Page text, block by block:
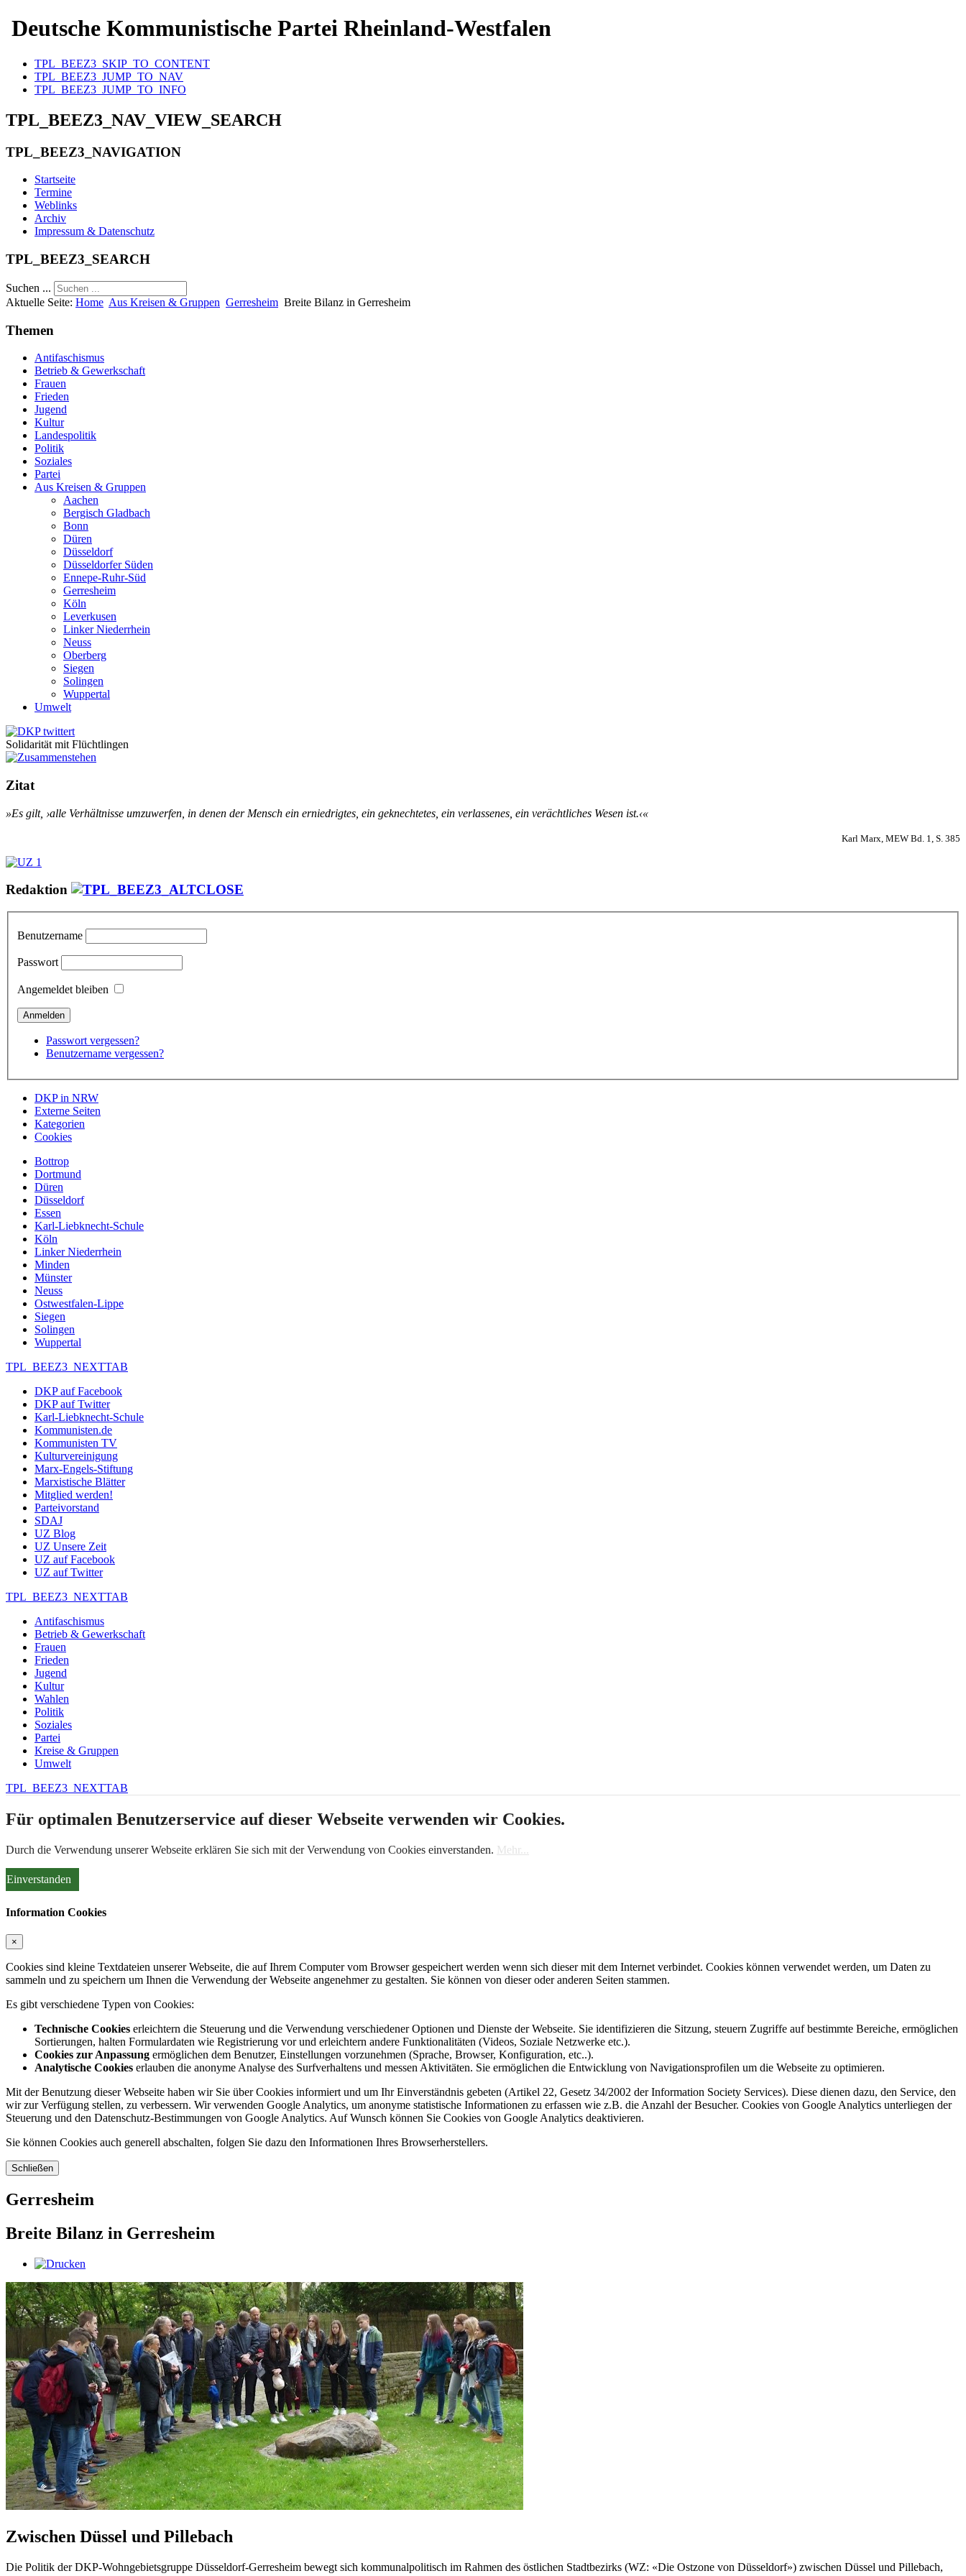
Deutsche Kommunistische Partei Rheinland-Westfalen
TPL_BEEZ3_SKIP_TO_CONTENT
TPL_BEEZ3_JUMP_TO_NAV
TPL_BEEZ3_JUMP_TO_INFO
TPL_BEEZ3_NAV_VIEW_SEARCH
TPL_BEEZ3_NAVIGATION
Startseite
Termine
Weblinks
Archiv
Impressum & Datenschutz
TPL_BEEZ3_SEARCH
Suchen ...
Aktuelle Seite: Home Aus Kreisen & Gruppen Gerresheim Breite Bilanz in Gerresheim
Themen
Antifaschismus
Betrieb & Gewerkschaft
Frauen
Frieden
Jugend
Kultur
Landespolitik
Politik
Soziales
Partei
Aus Kreisen & Gruppen
Aachen
Bergisch Gladbach
Bonn
Düren
Düsseldorf
Düsseldorfer Süden
Ennepe-Ruhr-Süd
Gerresheim
Köln
Leverkusen
Linker Niederrhein
Neuss
Oberberg
Siegen
Solingen
Wuppertal
Umwelt
Solidarität mit Flüchtlingen
Zitat
»Es gilt, ›al­le Ver­hält­nis­se um­zu­wer­fen, in de­nen der Mensch ein er­nied­rig­tes, ein ge­knech­te­tes, ein ver­las­se­nes, ein ver­ächt­li­ches We­sen ist.‹«
Karl Marx, MEW Bd. 1, S. 385
Redaktion
Benutzername
Passwort
Angemeldet bleiben
Passwort vergessen?
Benutzername vergessen?
DKP in NRW
Externe Seiten
Kategorien
Cookies
Bottrop
Dortmund
Düren
Düsseldorf
Essen
Karl-Liebknecht-Schule
Köln
Linker Niederrhein
Minden
Münster
Neuss
Ostwestfalen-Lippe
Siegen
Solingen
Wuppertal
TPL_BEEZ3_NEXTTAB
DKP auf Facebook
DKP auf Twitter
Karl-Liebknecht-Schule
Kommunisten.de
Kommunisten TV
Kulturvereinigung
Marx-Engels-Stiftung
Marxistische Blätter
Mitglied werden!
Parteivorstand
SDAJ
UZ Blog
UZ Unsere Zeit
UZ auf Facebook
UZ auf Twitter
TPL_BEEZ3_NEXTTAB
Antifaschismus
Betrieb & Gewerkschaft
Frauen
Frieden
Jugend
Kultur
Wahlen
Politik
Soziales
Partei
Kreise & Gruppen
Umwelt
TPL_BEEZ3_NEXTTAB
Für optimalen Benutzerservice auf dieser Webseite verwenden wir Cookies.
Durch die Verwendung unserer Webseite erklären Sie sich mit der Verwendung von Cookies einverstanden. Mehr...
Einverstanden
Information Cookies
×
Cookies sind kleine Textdateien unserer Webseite, die auf Ihrem Computer vom Browser gespeichert werden wenn sich dieser mit dem Internet verbindet. Cookies können verwendet werden, um Daten zu
sammeln und zu speichern um Ihnen die Verwendung der Webseite angenehmer zu gestalten. Sie können von dieser oder anderen Seiten stammen.
Es gibt verschiedene Typen von Cookies:
Technische Cookies erleichtern die Steuerung und die Verwendung verschiedener Optionen und Dienste der Webseite. Sie identifizieren die Sitzung, steuern Zugriffe auf bestimmte Bereiche, ermöglichen
Sortierungen, halten Formulardaten wie Registrierung vor und erleichtern andere Funktionalitäten (Videos, Soziale Netzwerke etc.).
Cookies zur Anpassung ermöglichen dem Benutzer, Einstellungen vorzunehmen (Sprache, Browser, Konfiguration, etc..).
Analytische Cookies erlauben die anonyme Analyse des Surfverhaltens und messen Aktivitäten. Sie ermöglichen die Entwicklung von Navigationsprofilen um die Webseite zu optimieren.
Mit der Benutzung dieser Webseite haben wir Sie über Cookies informiert und um Ihr Einverständnis gebeten (Artikel 22, Gesetz 34/2002 der Information Society Services). Diese dienen dazu, den Service, den
wir zur Verfügung stellen, zu verbessern. Wir verwenden Google Analytics, um anonyme statistische Informationen zu erfassen wie z.B. die Anzahl der Besucher. Cookies von Google Analytics unterliegen der
Steuerung und den Datenschutz-Bestimmungen von Google Analytics. Auf Wunsch können Sie Cookies von Google Analytics deaktivieren.
Sie können Cookies auch generell abschalten, folgen Sie dazu den Informationen Ihres Browserherstellers.
Schließen
Gerresheim
Breite Bilanz in Gerresheim
Zwischen Düssel und Pillebach
Die Politik der DKP-Wohngebietsgruppe Düsseldorf-Gerresheim bewegt sich kommunalpolitisch im Rahmen des östlichen Stadtbezirks (WZ: «Die Ostzone von Düsseldorf») zwischen Düssel und Pillebach,